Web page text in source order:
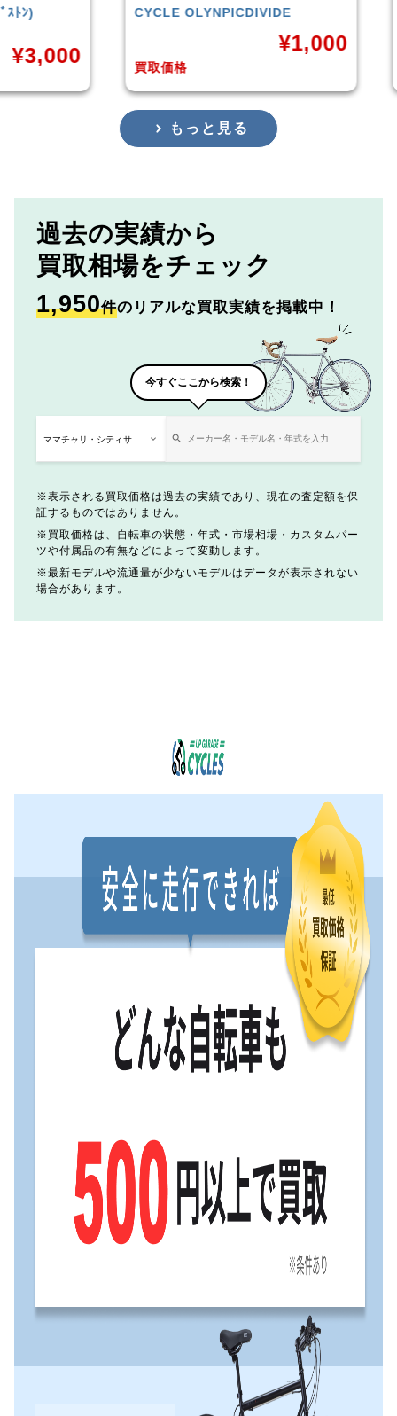
CYCLE OLYNPICDIVIDE
買取価格
1,000
もっと見る
過去の実績から
買取相場をチェック
1,950件のリアルな買取実績を掲載中！
今すぐここから検索！
表示される買取価格は過去の実績であり、現在の査定額を保
証するものではありません。
買取価格は、自転車の状態・年式・市場相場・カスタムパー
ツや付属品の有無などによって変動します。
最新モデルや流通量が少ないモデルはデータが表示されない
場合があります。